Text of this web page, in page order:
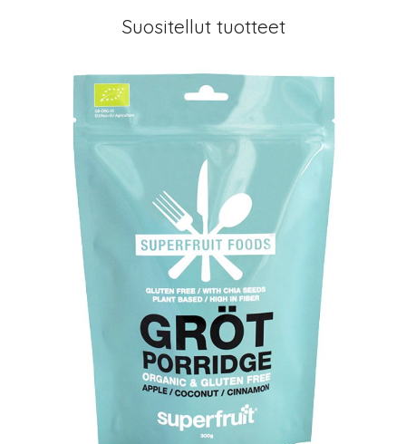
Suositellut tuotteet